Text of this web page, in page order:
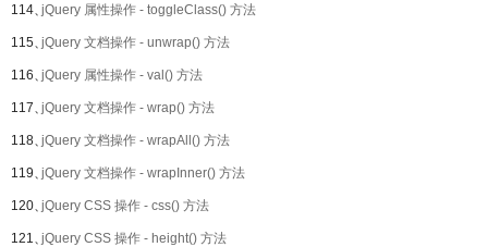
114、jQuery 属性操作 - toggleClass() 方法
115、jQuery 文档操作 - unwrap() 方法
116、jQuery 属性操作 - val() 方法
117、jQuery 文档操作 - wrap() 方法
118、jQuery 文档操作 - wrapAll() 方法
119、jQuery 文档操作 - wrapInner() 方法
120、jQuery CSS 操作 - css() 方法
121、jQuery CSS 操作 - height() 方法